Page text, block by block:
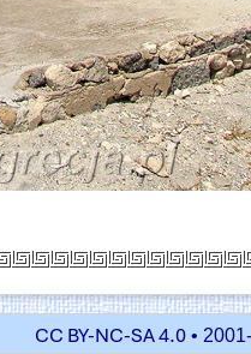
CC BY-NC-SA 4.0 •